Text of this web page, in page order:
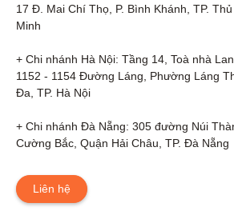
17 Đ. Mai Chí Thọ, P. Bình Khánh, TP.
Minh
+ Chi nhánh Hà Nội: Tầng 14, Toà nhà
1152 - 1154 Đường Láng, Phường Láng
Đa, TP. Hà Nội
+ Chi nhánh Đà Nẵng: 305 đường Núi
Cường Bắc, Quận Hải Châu, TP. Đà Nẵng
Liên hệ